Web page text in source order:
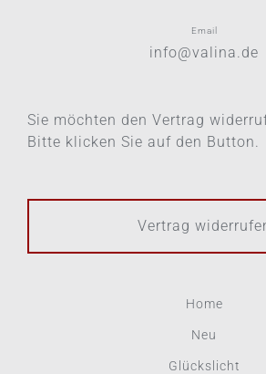
Email
info@valina.de
Sie möchten den Vertrag
Bitte klicken Sie auf den Button.
Vertrag
Home
Neu
Glückslicht